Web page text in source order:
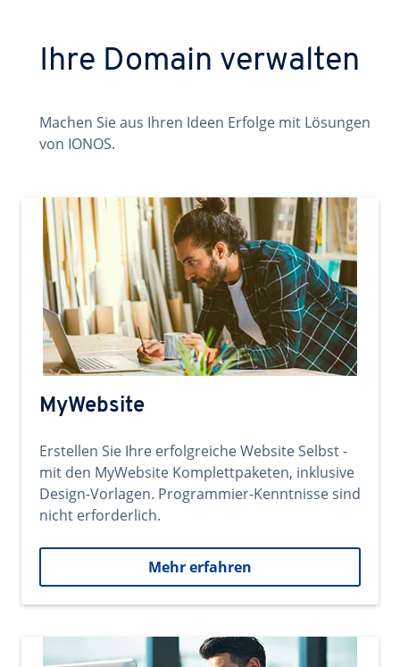
Ihre Domain verwalten
Machen Sie aus Ihren Ideen Erfolge mit Lösungen
von IONOS.
MyWebsite
Erstellen Sie Ihre erfolgreiche Website Selbst -
mit den MyWebsite Komplettpaketen, inklusive
Design-Vorlagen. Programmier-Kenntnisse sind
nicht erforderlich.
Mehr erfahren